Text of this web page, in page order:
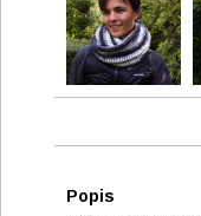
Popis